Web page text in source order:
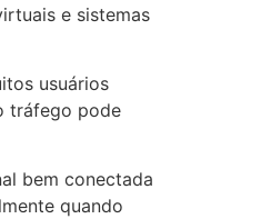
e sistemas
usuários
tráfego pode
bem conectada
quando